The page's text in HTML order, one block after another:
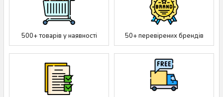
500+ товарів у наявності 50+ перевірених брендів